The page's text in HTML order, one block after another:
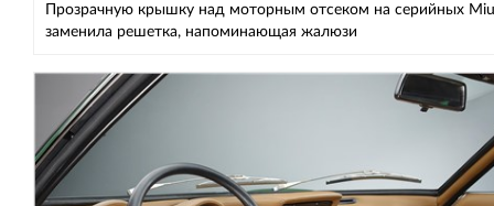
Прозрачную крышку над моторным отсеком на серийных
заменила решетка, напоминающая жалюзи